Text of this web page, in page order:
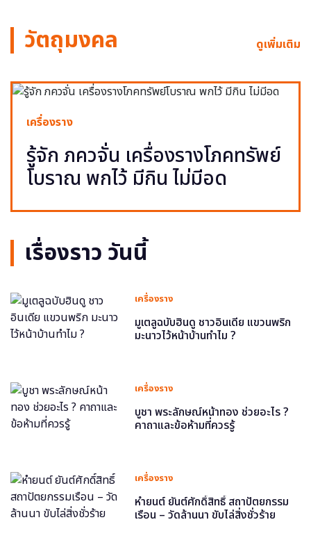
วัตถุมงคล ดูเพิ่มเติม
เครื่องราง
รู้จัก ภควจั่น เครื่องรางโภคทรัพย์
โบราณ พกไว้ มีกิน ไม่มีอด
เรื่องราว วันนี้
เครื่องราง
มูเตลูฉบับฮินดู ชาวอินเดีย แขวนพริก
มะนาวไว้หน้าบ้านทำไม ?
เครื่องราง
บูชา พระลักษณ์หน้าทอง ช่วยอะไร ?
คาถาและข้อห้ามที่ควรรู้
เครื่องราง
หำยนต์ ยันต์ศักดิ์สิทธิ์ สถาปัตยกรรม
เรือน – วัดล้านนา ขับไล่สิ่งชั่วร้าย